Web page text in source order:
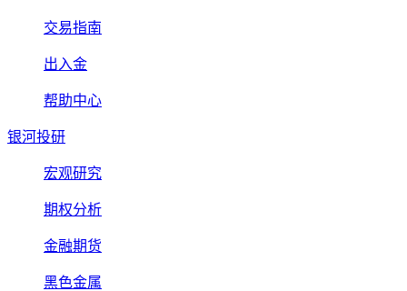
交易指南
出入金
帮助中心
银河投研
宏观研究
期权分析
金融期货
黑色金属